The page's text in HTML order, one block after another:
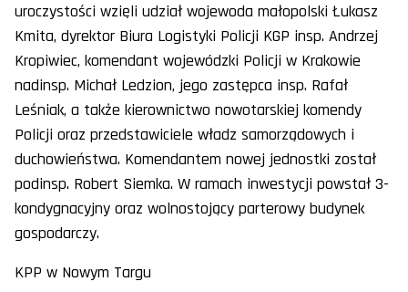
uroczystości wzięli udział wojewoda małopolski Łukasz
Kmita, dyrektor Biura Logistyki Policji KGP insp. Andrzej
Kropiwiec, komendant wojewódzki Policji w Krakowie
nadinsp. Michał Ledzion, jego zastępca insp. Rafał
Leśniak, a także kierownictwo nowotarskiej komendy
Policji oraz przedstawiciele władz samorządowych i
duchowieństwa. Komendantem nowej jednostki został
podinsp. Robert Siemka. W ramach inwestycji powstał 3-
kondygnacyjny oraz wolnostojący parterowy budynek
gospodarczy.
KPP w Nowym Targu